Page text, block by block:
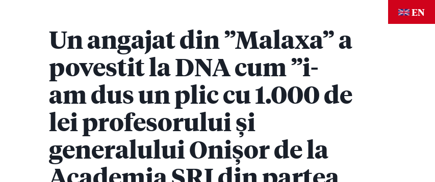
EN
Un angajat din ”Malaxa” a
povestit la DNA cum ”i-
am dus un plic cu 1.000 de
lei profesorului și
generalului Onișor de la